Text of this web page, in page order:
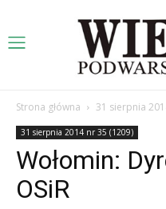
Strona główna 31 sierpnia
31 sierpnia 2014 nr 35 (1209)
Wołomin:
OSiR